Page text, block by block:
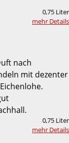
0,75 Liter
mehr Details
nach
mit dezenter
0,75 Liter
mehr Details